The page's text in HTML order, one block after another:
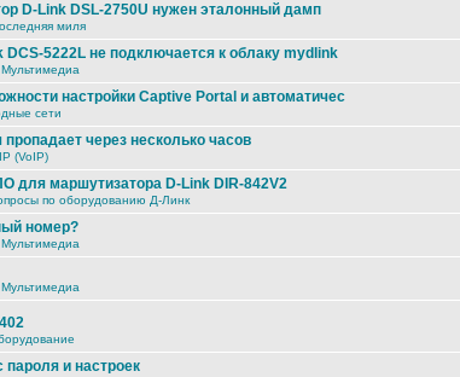
D-Link DSL-2750U нужен эталонный дамп
миля
DCS-5222L не подключается к облаку mydlink
настройки Captive Portal и автоматичес
сети
пропадает через несколько часов
(VoIP)
для маршутизатора D-Link DIR-842V2
по оборудованию Д-Линк
номер?
пароля и настроек